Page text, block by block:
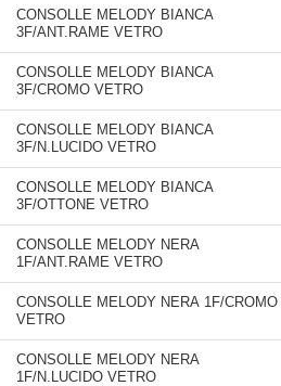
CONSOLLE MELODY BIANCA
3F/ANT.RAME VETRO
CONSOLLE MELODY BIANCA
3F/CROMO VETRO
CONSOLLE MELODY BIANCA
3F/N.LUCIDO VETRO
CONSOLLE MELODY BIANCA
3F/OTTONE VETRO
CONSOLLE MELODY NERA
1F/ANT.RAME VETRO
CONSOLLE MELODY NERA 1F/CROMO
VETRO
CONSOLLE MELODY NERA
1F/N.LUCIDO VETRO